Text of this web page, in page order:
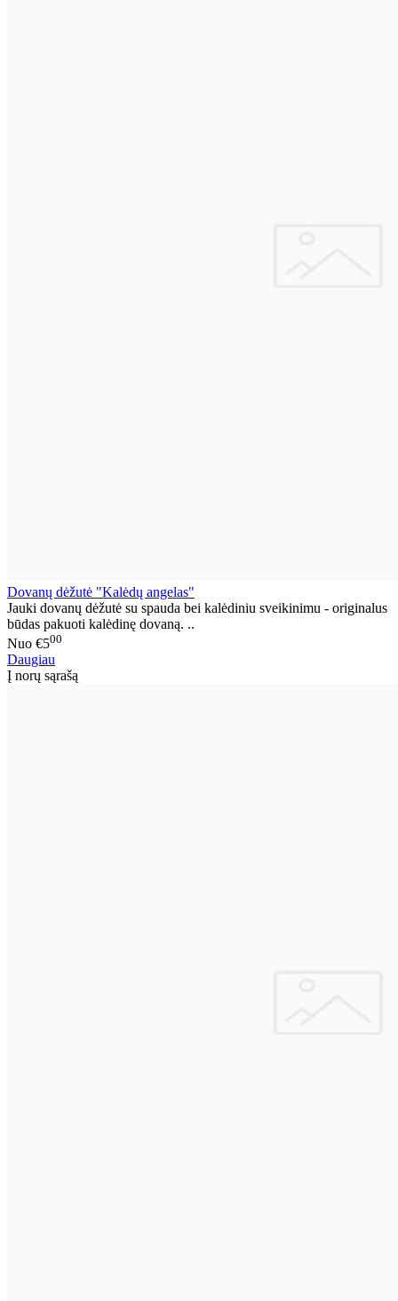
Dovanų dėžutė "Kalėdų angelas"
Jauki dovanų dėžutė su spauda bei kalėdiniu sveikinimu - originalus
būdas pakuoti kalėdinę dovaną. ..
Nuo €500
Daugiau
Į norų sąrašą